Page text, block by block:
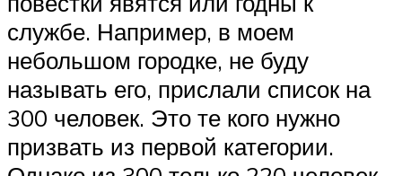
службе. Например, в моем
небольшом городке, не буду
называть его, прислали список на
300 человек. Это те кого нужно
призвать из первой категории.